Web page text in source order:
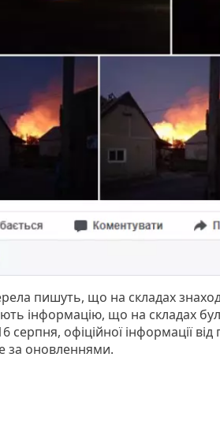
пишуть, що на складах
інформацію, що на складах
серпня, офіційної інформації
за оновленнями.